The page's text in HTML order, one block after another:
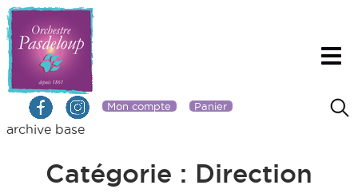
Mon compte Panier
archive base
Catégorie : Direction